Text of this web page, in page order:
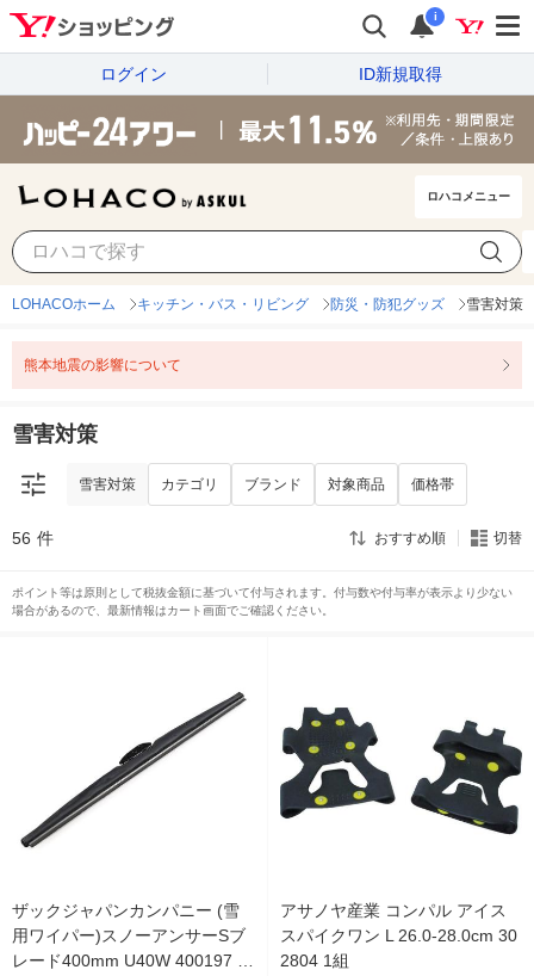
i
ログイン ID新規取得
ロハコメニュー
雪害対策
LOHACOホーム キッチン・バス・リビング 防災・防犯グッズ 雪害対策
熊本地震の影響について
雪害対策
雪害対策 カテゴリ ブランド 対象商品 価格帯
56 件 おすすめ順 切替
ポイント等は原則として税抜金額に基づいて付与されます。付与数や付与率が表示より少ない
場合があるので、最新情報はカート画面でご確認ください。
ザックジャパンカンパニー (雪
用ワイパー)スノーアンサーSブ
レード400mm U40W 400197 1
アサノヤ産業 コンパル アイス
スパイクワン L 26.0-28.0cm 30
2804 1組